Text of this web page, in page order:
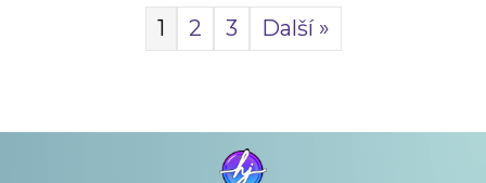
1 2 3 Další »